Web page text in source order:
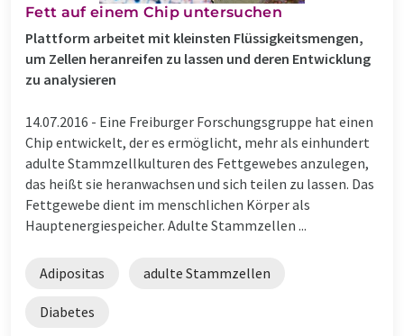
Fett auf einem Chip untersuchen
Plattform arbeitet mit kleinsten Flüssigkeitsmengen,
um Zellen heranreifen zu lassen und deren Entwicklung
zu analysieren
14.07.2016 - Eine Freiburger Forschungsgruppe hat einen
Chip entwickelt, der es ermöglicht, mehr als einhundert
adulte Stammzellkulturen des Fettgewebes anzulegen,
das heißt sie heranwachsen und sich teilen zu lassen. Das
Fettgewebe dient im menschlichen Körper als
Hauptenergiespeicher. Adulte Stammzellen ...
Adipositas adulte Stammzellen
Diabetes